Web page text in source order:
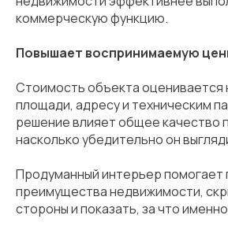
коммерческую функцию.
Повышает воспринимаемую
Стоимость объекта оценивается
площади, адресу и техническим
решение влияет общее качество
насколько убедительно он
Продуманный интерьер помогает
преимущества недвижимости,
стороны и показать, за что